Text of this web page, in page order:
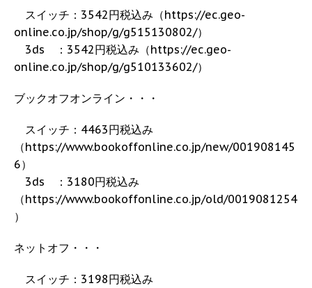
スイッチ：3542円税込み（https://ec.geo-
online.co.jp/shop/g/g515130802/）
3ds ：3542円税込み（https://ec.geo-
online.co.jp/shop/g/g510133602/）
ブックオフオンライン・・・
スイッチ：4463円税込み
（https://www.bookoffonline.co.jp/new/001908145
6）
3ds ：3180円税込み
（https://www.bookoffonline.co.jp/old/0019081254
）
ネットオフ・・・
スイッチ：3198円税込み